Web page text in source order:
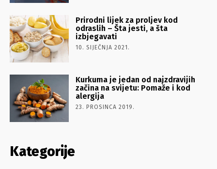
Prirodni lijek za proljev kod
odraslih – Šta jesti, a šta
izbjegavati
10. SIJEČNJA 2021.
Kurkuma je jedan od najzdravijih
začina na svijetu: Pomaže i kod
alergija
23. PROSINCA 2019.
Kategorije